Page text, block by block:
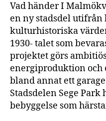
Vad händer I
en ny stadsdel utifrån
kulturhistoriska
1930- talet som
projektet görs
energiproduktion
bland annat ett
Stadsdelen Sege
bebyggelse som